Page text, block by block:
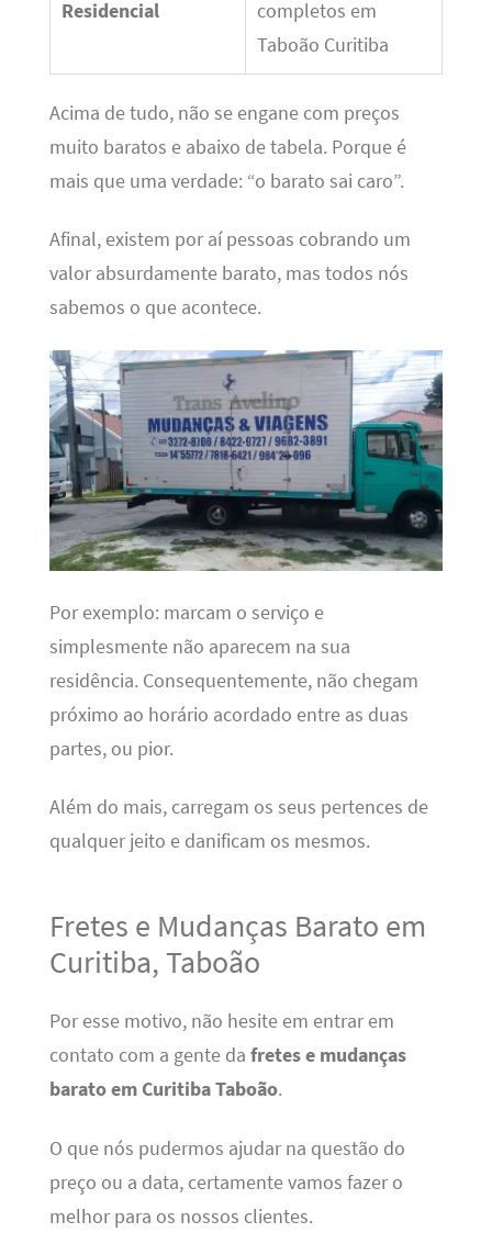
Residencial
completos em
Taboão Curitiba
Acima de tudo, não se engane com preços
muito baratos e abaixo de tabela. Porque é
mais que uma verdade: “o barato sai caro”.
Afinal, existem por aí pessoas cobrando um
valor absurdamente barato, mas todos nós
sabemos o que acontece.
Por exemplo: marcam o serviço e
simplesmente não aparecem na sua
residência. Consequentemente, não chegam
próximo ao horário acordado entre as duas
partes, ou pior.
Além do mais, carregam os seus pertences de
qualquer jeito e danificam os mesmos.
Fretes e Mudanças Barato em
Curitiba, Taboão
Por esse motivo, não hesite em entrar em
contato com a gente da fretes e mudanças
barato em Curitiba Taboão.
O que nós pudermos ajudar na questão do
preço ou a data, certamente vamos fazer o
melhor para os nossos clientes.